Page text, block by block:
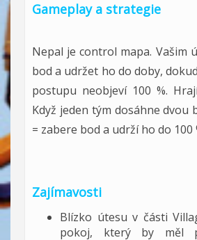
Gameplay a strategie
Nepal je control mapa. Vašim
bod a udržet ho do doby,
postupu neobjeví 100 %.
Když jeden tým dosáhne dvou
= zabere bod a udrží ho do 100
Zajímavosti
Blízko útesu v části
pokoj, který by měl